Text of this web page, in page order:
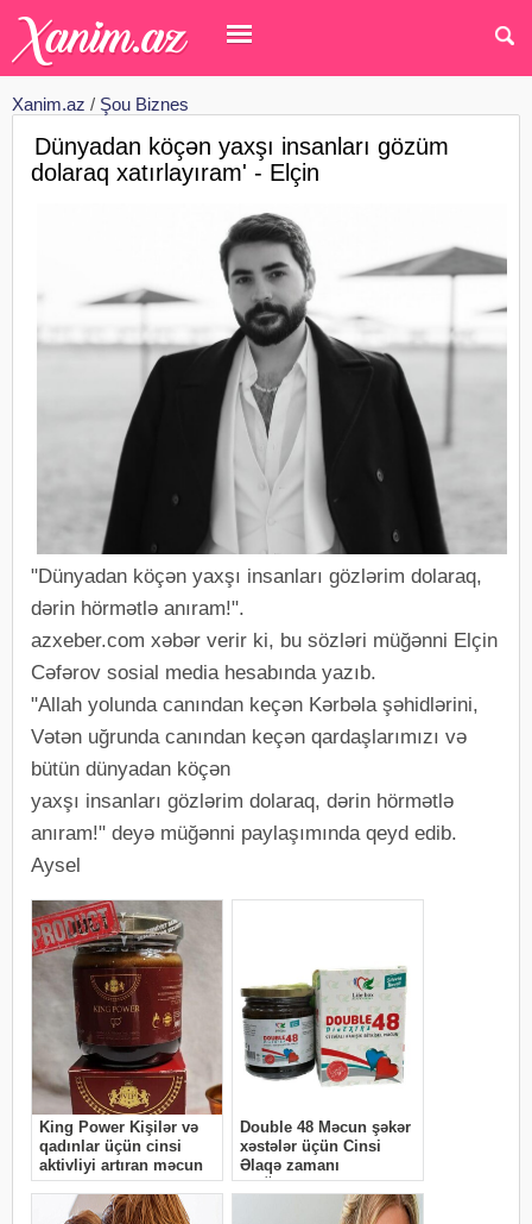
Xanim.az / Şou Biznes
Dünyadan köçən yaxşı insanları gözüm
dolaraq xatırlayıram' - Elçin
"Dünyadan köçən yaxşı insanları gözlərim dolaraq,
dərin hörmətlə anıram!".
azxeber.com xəbər verir ki, bu sözləri müğənni Elçin
Cəfərov sosial media hesabında yazıb.
"Allah yolunda canından keçən Kərbəla şəhidlərini,
Vətən uğrunda canından keçən qardaşlarımızı və
bütün dünyadan köçən
yaxşı insanları gözlərim dolaraq, dərin hörmətlə
anıram!" deyə müğənni paylaşımında qeyd edib.
Aysel